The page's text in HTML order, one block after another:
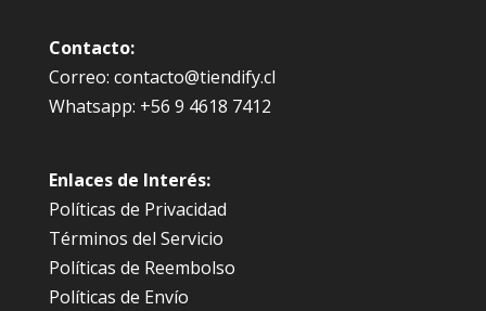
Contacto:
Correo: contacto@tiendify.cl
Whatsapp: +56 9 4618 7412
Enlaces de Interés:
Políticas de Privacidad
Términos del Servicio
Políticas de Reembolso
Políticas de Envío